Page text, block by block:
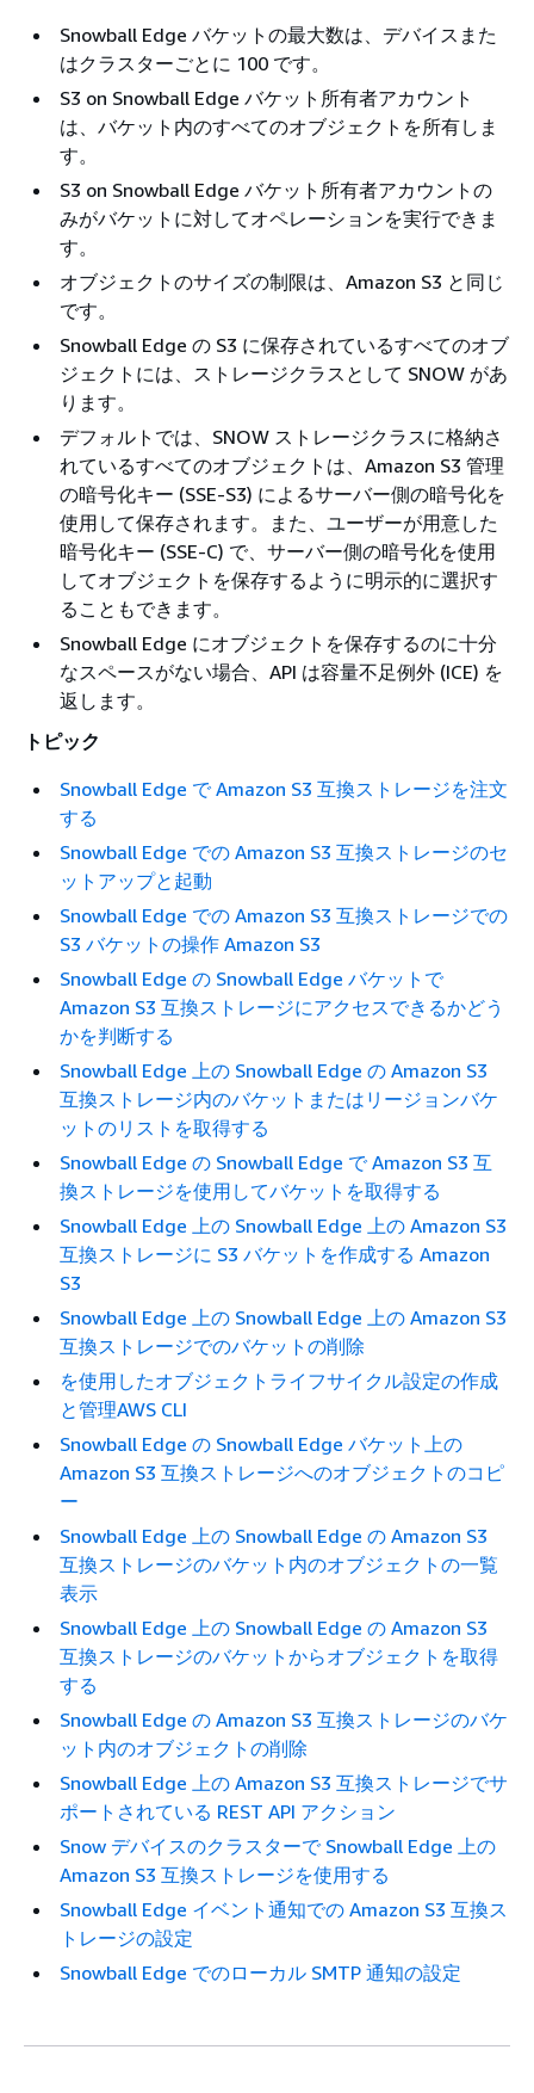
Snowball Edge バケットの最大数は、デバイスまた
はクラスターごとに 100 です。
S3 on Snowball Edge バケット所有者アカウント
は、バケット内のすべてのオブジェクトを所有しま
す。
S3 on Snowball Edge バケット所有者アカウントの
みがバケットに対してオペレーションを実行できま
す。
オブジェクトのサイズの制限は、Amazon S3 と同じ
です。
Snowball Edge の S3 に保存されているすべてのオブ
ジェクトには、ストレージクラスとして SNOW があ
ります。
デフォルトでは、SNOW ストレージクラスに格納さ
れているすべてのオブジェクトは、Amazon S3 管理
の暗号化キー (SSE-S3) によるサーバー側の暗号化を
使用して保存されます。また、ユーザーが用意した
暗号化キー (SSE-C) で、サーバー側の暗号化を使用
してオブジェクトを保存するように明示的に選択す
ることもできます。
Snowball Edge にオブジェクトを保存するのに十分
なスペースがない場合、API は容量不足例外 (ICE) を
返します。
トピック
Snowball Edge で Amazon S3 互換ストレージを注文
する
Snowball Edge での Amazon S3 互換ストレージのセ
ットアップと起動
Snowball Edge での Amazon S3 互換ストレージでの
S3 バケットの操作 Amazon S3
Snowball Edge の Snowball Edge バケットで
Amazon S3 互換ストレージにアクセスできるかどう
かを判断する
Snowball Edge 上の Snowball Edge の Amazon S3
互換ストレージ内のバケットまたはリージョンバケ
ットのリストを取得する
Snowball Edge の Snowball Edge で Amazon S3 互
換ストレージを使用してバケットを取得する
Snowball Edge 上の Snowball Edge 上の Amazon S3
互換ストレージに S3 バケットを作成する Amazon
S3
Snowball Edge 上の Snowball Edge 上の Amazon S3
互換ストレージでのバケットの削除
を使用したオブジェクトライフサイクル設定の作成
と管理AWS CLI
Snowball Edge の Snowball Edge バケット上の
Amazon S3 互換ストレージへのオブジェクトのコピ
ー
Snowball Edge 上の Snowball Edge の Amazon S3
互換ストレージのバケット内のオブジェクトの一覧
表示
Snowball Edge 上の Snowball Edge の Amazon S3
互換ストレージのバケットからオブジェクトを取得
する
Snowball Edge の Amazon S3 互換ストレージのバケ
ット内のオブジェクトの削除
Snowball Edge 上の Amazon S3 互換ストレージでサ
ポートされている REST API アクション
Snow デバイスのクラスターで Snowball Edge 上の
Amazon S3 互換ストレージを使用する
Snowball Edge イベント通知での Amazon S3 互換ス
トレージの設定
Snowball Edge でのローカル SMTP 通知の設定